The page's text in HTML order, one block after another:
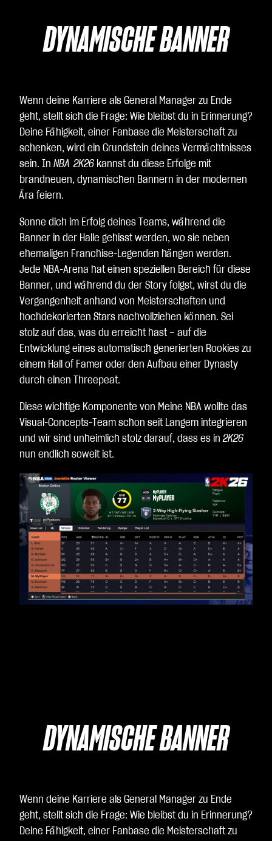
DYNAMISCHE BANNER
Wenn deine Karriere als General Manager zu Ende
geht, stellt sich die Frage: Wie bleibst du in Erinnerung?
Deine Fähigkeit, einer Fanbase die Meisterschaft zu
schenken, wird ein Grundstein deines Vermächtnisses
sein. In NBA 2K26 kannst du diese Erfolge mit
brandneuen, dynamischen Bannern in der modernen
Ära feiern.
Sonne dich im Erfolg deines Teams, während die
Banner in der Halle gehisst werden, wo sie neben
ehemaligen Franchise-Legenden hängen werden.
Jede NBA-Arena hat einen speziellen Bereich für diese
Banner, und während du der Story folgst, wirst du die
Vergangenheit anhand von Meisterschaften und
hochdekorierten Stars nachvollziehen können. Sei
stolz auf das, was du erreicht hast – auf die
Entwicklung eines automatisch generierten Rookies zu
einem Hall of Famer oder den Aufbau einer Dynasty
durch einen Threepeat.
Diese wichtige Komponente von Meine NBA wollte das
Visual-Concepts-Team schon seit Langem integrieren
und wir sind unheimlich stolz darauf, dass es in2K26
nun endlich soweit ist.
DYNAMISCHE BANNER
Wenn deine Karriere als General Manager zu Ende
geht, stellt sich die Frage: Wie bleibst du in Erinnerung?
Deine Fähigkeit, einer Fanbase die Meisterschaft zu